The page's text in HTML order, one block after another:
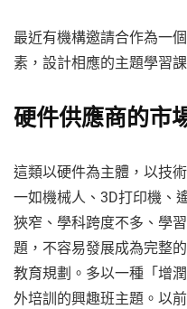
最近有機構邀請合作為一
素，設計相應的主題學習課
硬件供應商的市
這類以硬件為主體，以技
一如機械人、3D打印機、
狹窄、學科跨度不多、學
題，不容易發展成為完整
教育規劃。多以一種「增
外培訓的興趣班主題。以